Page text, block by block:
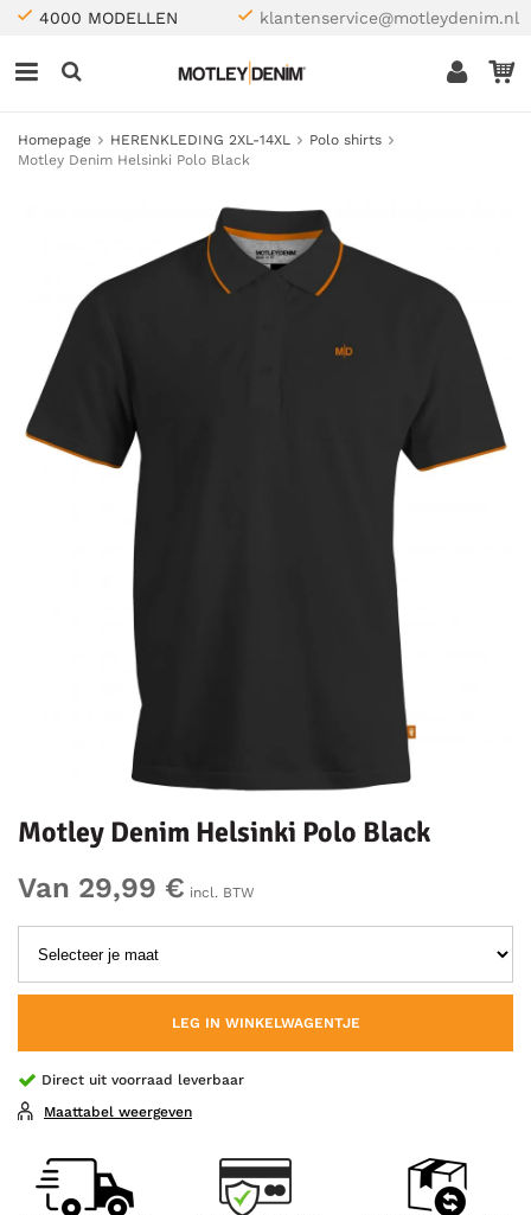
4000 MODELLEN klantenservice@motleydenim.nl
Homepage HERENKLEDING 2XL-14XL
Polo shirts
Motley Denim Helsinki Polo Black
Motley Denim Helsinki Polo Black
Van 29,99 € incl. BTW
LEG IN WINKELWAGENTJE
Direct uit voorraad leverbaar
Maattabel weergeven